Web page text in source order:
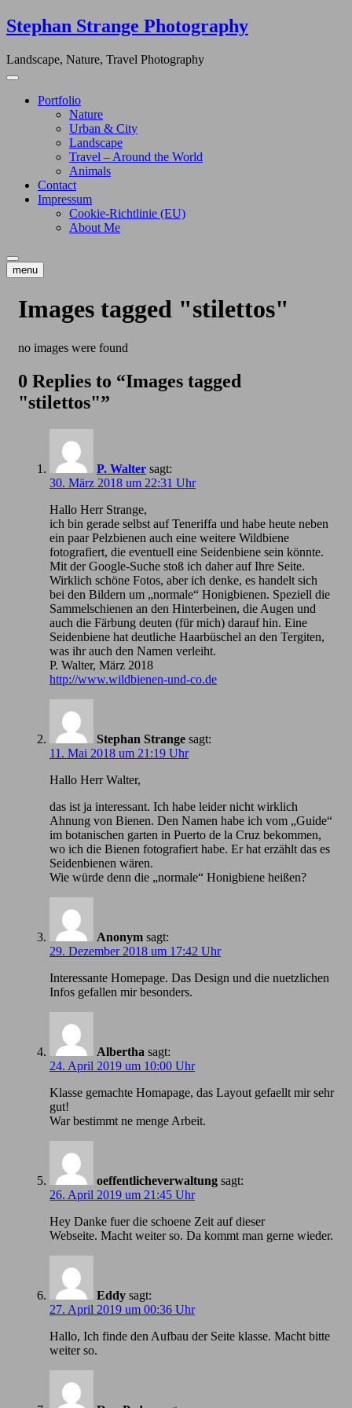
Skip
to
Stephan Strange Photography
Landscape, Nature, Travel Photography
Portfolio
Nature
Urban & City
Landscape
Travel – Around the World
Animals
Contact
Impressum
Cookie-Richtlinie (EU)
About Me
menu
Images tagged "stilettos"
no images were found
0 Replies to “Images tagged
"stilettos"”
P. Walter sagt:
30. März 2018 um 22:31 Uhr
Hallo Herr Strange,
ich bin gerade selbst auf Teneriffa und habe heute neben
ein paar Pelzbienen auch eine weitere Wildbiene
fotografiert, die eventuell eine Seidenbiene sein könnte.
Mit der Google-Suche stoß ich daher auf Ihre Seite.
Wirklich schöne Fotos, aber ich denke, es handelt sich
bei den Bildern um „normale“ Honigbienen. Speziell die
Sammelschienen an den Hinterbeinen, die Augen und
auch die Färbung deuten (für mich) darauf hin. Eine
Seidenbiene hat deutliche Haarbüschel an den Tergiten,
was ihr auch den Namen verleiht.
P. Walter, März 2018
http://www.wildbienen-und-co.de
Stephan Strange sagt:
11. Mai 2018 um 21:19 Uhr
Hallo Herr Walter,
das ist ja interessant. Ich habe leider nicht wirklich
Ahnung von Bienen. Den Namen habe ich vom „Guide“
im botanischen garten in Puerto de la Cruz bekommen,
wo ich die Bienen fotografiert habe. Er hat erzählt das es
Seidenbienen wären.
Wie würde denn die „normale“ Honigbiene heißen?
Anonym sagt:
29. Dezember 2018 um 17:42 Uhr
Іnteressante Homepage. Das Design und die nuetzlichen
Infos gefallen mir besonders.
Albertha sagt:
24. April 2019 um 10:00 Uhr
Klasse gemachte Homapage, das Layout gefaellt mir sehr
gut!
War bestimmt ne menge Arbeit.
oeffentlicheverwaltung sagt:
26. April 2019 um 21:45 Uhr
Hey Danke fuer die schoene Zeit auf dieser
Webseite. Macht weiter so. Da kommt man gerne wieder.
Eddy sagt:
27. April 2019 um 00:36 Uhr
Hallo, Ich finde den Aufbau der Seite klasse. Macht bitte
weiter so.